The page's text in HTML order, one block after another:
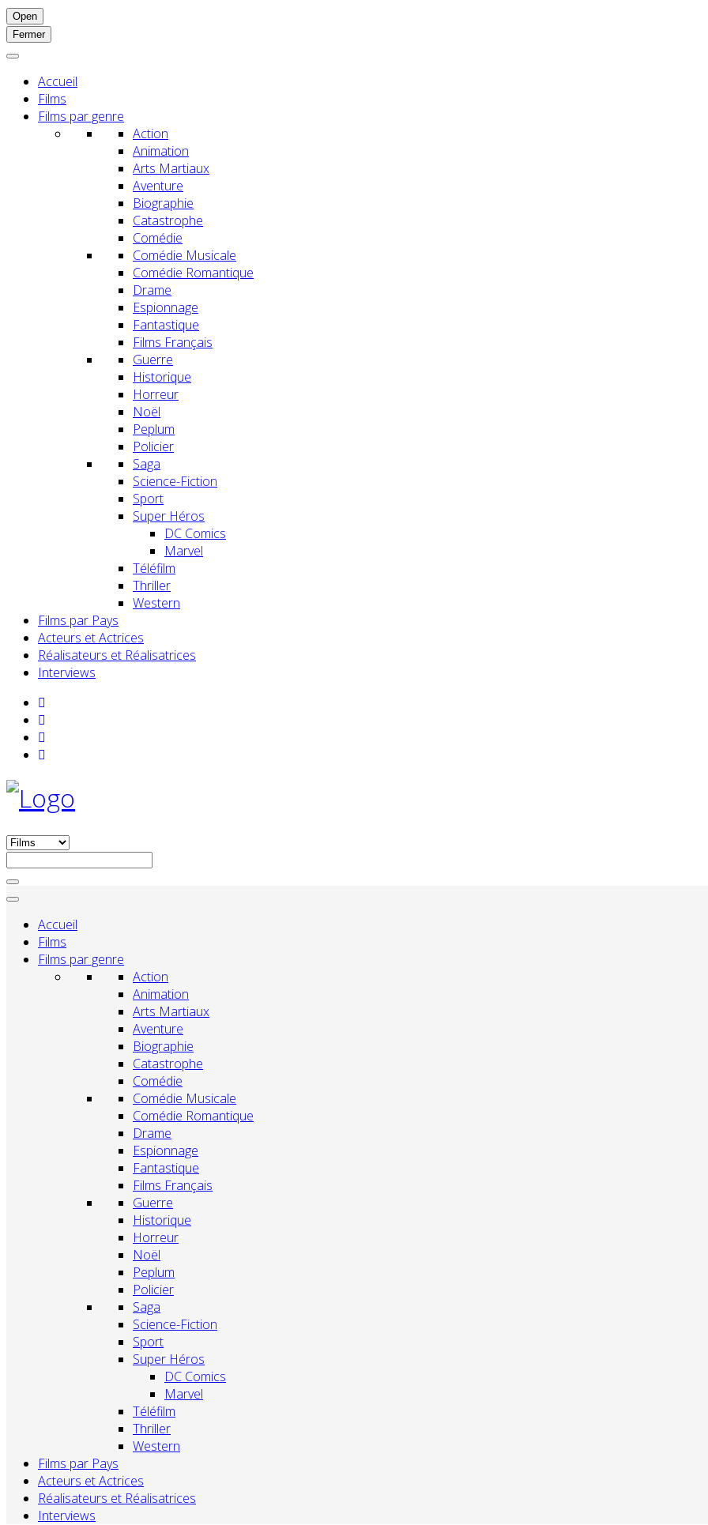
Open
Fermer
Accueil
Films
Films par genre
Action
Animation
Arts Martiaux
Aventure
Biographie
Catastrophe
Comédie
Comédie Musicale
Comédie Romantique
Drame
Espionnage
Fantastique
Films Français
Guerre
Historique
Horreur
Noël
Peplum
Policier
Saga
Science-Fiction
Sport
Super Héros
DC Comics
Marvel
Téléfilm
Thriller
Western
Films par Pays
Acteurs et Actrices
Réalisateurs et Réalisatrices
Interviews
Accueil
Films
Films par genre
Action
Animation
Arts Martiaux
Aventure
Biographie
Catastrophe
Comédie
Comédie Musicale
Comédie Romantique
Drame
Espionnage
Fantastique
Films Français
Guerre
Historique
Horreur
Noël
Peplum
Policier
Saga
Science-Fiction
Sport
Super Héros
DC Comics
Marvel
Téléfilm
Thriller
Western
Films par Pays
Acteurs et Actrices
Réalisateurs et Réalisatrices
Interviews